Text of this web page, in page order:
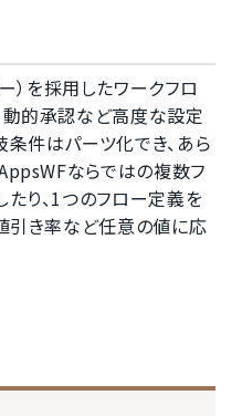
を採用したワークフロ
動的承認など高度な設定
件はパーツ化でき、あら
ならではの複数フ
り、1つのフロー定義を
引き率など任意の値に応